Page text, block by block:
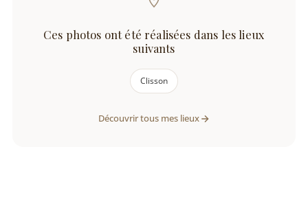
Ces photos ont été réalisées dans les lieux
suivants
Clisson
Découvrir tous mes lieux